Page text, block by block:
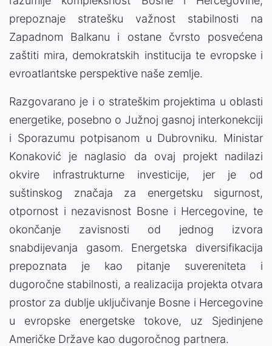
prepoznaje stratešku važnost stabilnosti na
Zapadnom Balkanu i ostane čvrsto posvećena
zaštiti mira, demokratskih institucija te evropske i
evroatlantske perspektive naše zemlje.
Razgovarano je i o strateškim projektima u oblasti
energetike, posebno o Južnoj gasnoj interkonekciji
i Sporazumu potpisanom u Dubrovniku. Ministar
Konaković je naglasio da ovaj projekt nadilazi
okvire infrastrukturne investicije, jer je od
suštinskog značaja za energetsku sigurnost,
otpornost i nezavisnost Bosne i Hercegovine, te
okončanje zavisnosti od jednog izvora
snabdijevanja gasom. Energetska diversifikacija
prepoznata je kao pitanje suvereniteta i
dugoročne stabilnosti, a realizacija projekta otvara
prostor za dublje uključivanje Bosne i Hercegovine
u evropske energetske tokove, uz Sjedinjene
Američke Države kao dugoročnog partnera.